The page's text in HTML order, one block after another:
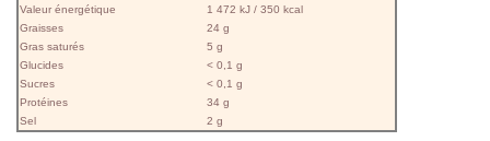
Valeur énergétique
1 472 kJ / 350 kcal
Graisses
24 g
Gras saturés
5 g
Glucides
< 0,1 g
Sucres
< 0,1 g
Protéines
34 g
Sel
2 g